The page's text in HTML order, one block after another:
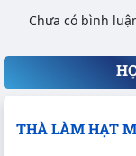
Chưa có bình
THÀ LÀM HẠT